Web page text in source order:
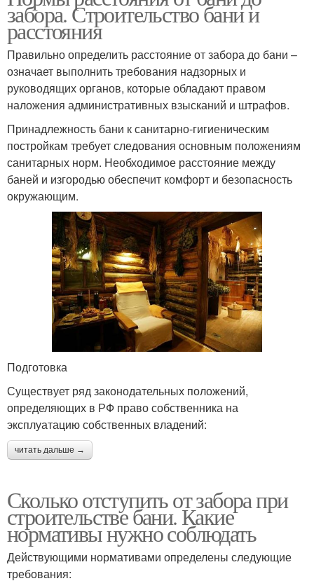
забора. Строительство бани и
расстояния
Правильно определить расстояние от забора до бани –
означает выполнить требования надзорных и
руководящих органов, которые обладают правом
наложения административных взысканий и штрафов.
Принадлежность бани к санитарно-гигиеническим
постройкам требует следования основным положениям
санитарных норм. Необходимое расстояние между
баней и изгородью обеспечит комфорт и безопасность
окружающим.
Подготовка
Существует ряд законодательных положений,
определяющих в РФ право собственника на
эксплуатацию собственных владений:
читать дальше →
Сколько отступить от забора при
строительстве бани. Какие
нормативы нужно соблюдать
Действующими нормативами определены следующие
требования: